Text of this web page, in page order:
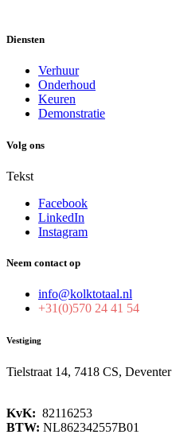
Diensten
Verhuur
Onderhoud
Keuren
Demonstratie
Volg ons
Tekst
Facebook
LinkedIn
Instagram
Neem contact op
info@kolktotaal.nl
+31(0)570 24 41 54
Vestiging
Tielstraat 14, 7418 CS, Deventer
KvK: 82116253
BTW: NL862342557B01